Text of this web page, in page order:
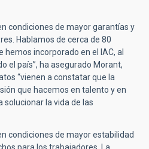
condiciones de mayor garantías y
Hablamos de cerca de 80
hemos incorporado en el IAC, al
el país”, ha asegurado Morant,
“vienen a constatar que la
que hacemos en talento y en
solucionar la vida de las
condiciones de mayor estabilidad
para los trabajadores. La